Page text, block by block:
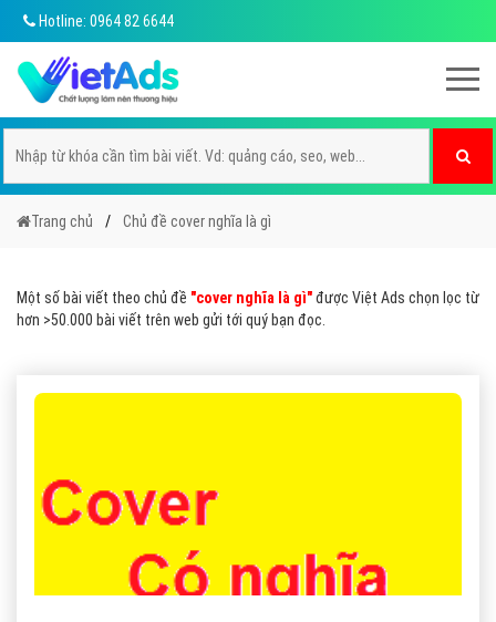
Hotline: 0964 82 6644
Trang chủ Chủ đề cover nghĩa là gì
Một số bài viết theo chủ đề "cover nghĩa là gì"được Việt Ads chọn lọc từ
hơn >50.000 bài viết trên web gửi tới quý bạn đọc.